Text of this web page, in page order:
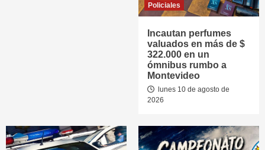
Policiales
Incautan perfumes
valuados en más de $
322.000 en un
ómnibus rumbo a
Montevideo
lunes 10 de agosto de
2026